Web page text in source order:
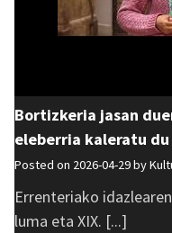
Bortizkeria jasan
eleberria kaleratu
Posted on 2026-04-29 by
Errenteriako
luma eta XIX. [...]